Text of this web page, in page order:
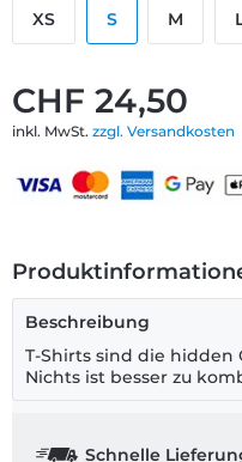
CHF 24,50
inkl. MwSt. zzgl. Versandkosten
XS S M
Beschreibung
T-Shirts sind die hidden
Nichts ist besser zu
Schnelle